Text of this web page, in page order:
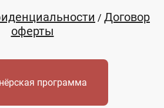
/ Договор
оферты
программа